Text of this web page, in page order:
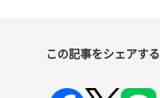
この記事をシェアする